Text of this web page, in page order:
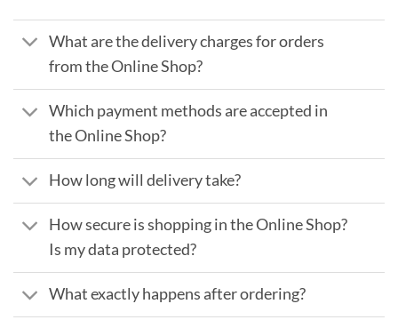
What are the delivery charges for orders
from the Online Shop?
Which payment methods are accepted in
the Online Shop?
How long will delivery take?
How secure is shopping in the Online Shop?
Is my data protected?
What exactly happens after ordering?